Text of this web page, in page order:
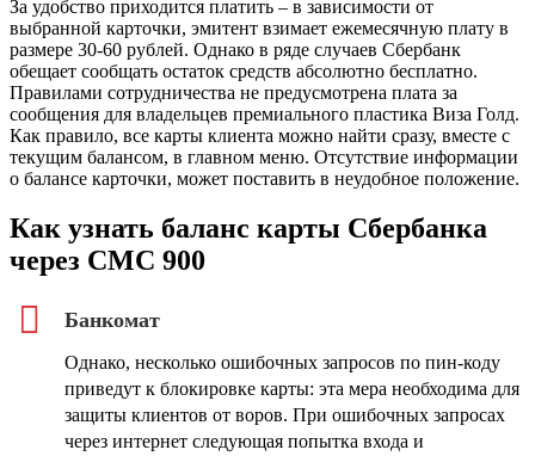
За удобство приходится платить – в зависимости от
выбранной карточки, эмитент взимает ежемесячную плату в
размере 30-60 рублей. Однако в ряде случаев Сбербанк
обещает сообщать остаток средств абсолютно бесплатно.
Правилами сотрудничества не предусмотрена плата за
сообщения для владельцев премиального пластика Виза Голд.
Как правило, все карты клиента можно найти сразу, вместе с
текущим балансом, в главном меню. Отсутствие информации
о балансе карточки, может поставить в неудобное положение.
Как узнать баланс карты Сбербанка
через СМС 900
Банкомат
Однако, несколько ошибочных запросов по пин-коду
приведут к блокировке карты: эта мера необходима для
защиты клиентов от воров. При ошибочных запросах
через интернет следующая попытка входа и